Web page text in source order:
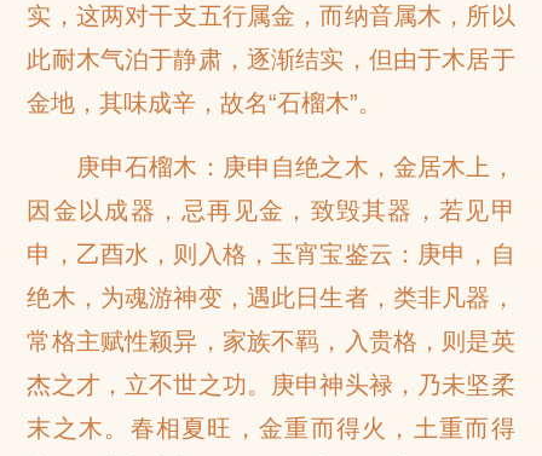
实，这两对干支五行属金，而纳音属木，所以
此耐木气泊于静肃，逐渐结实，但由于木居于
金地，其味成辛，故名“石榴木”。
庚申石榴木：庚申自绝之木，金居木上，
因金以成器，忌再见金，致毁其器，若见甲
申，乙酉水，则入格，玉宵宝鉴云：庚申，自
绝木，为魂游神变，遇此日生者，类非凡器，
常格主赋性颖异，家族不羁，入贵格，则是英
杰之才，立不世之功。庚申神头禄，乃未坚柔
末之木。春相夏旺，金重而得火，土重而得